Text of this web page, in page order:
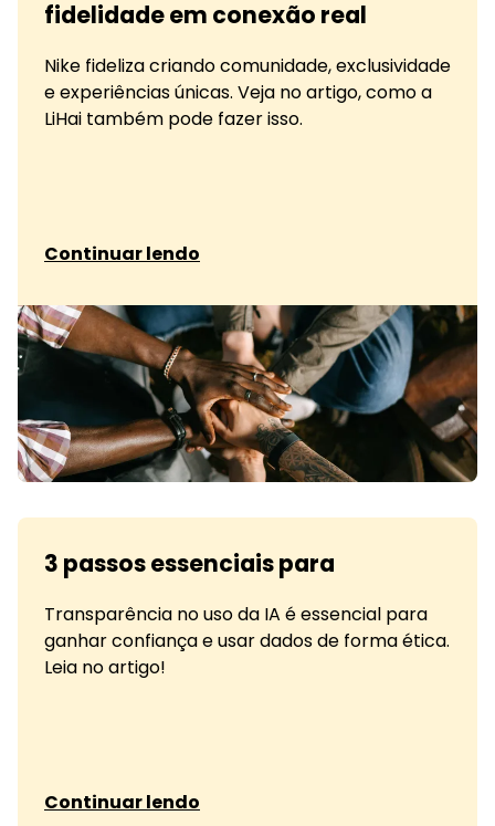
fidelidade em conexão real
Nike fideliza criando comunidade, exclusividade
e experiências únicas. Veja no artigo, como a
LiHai também pode fazer isso.
Continuar lendo
3 passos essenciais para
Transparência no uso da IA é essencial para
ganhar confiança e usar dados de forma ética.
Leia no artigo!
Continuar lendo